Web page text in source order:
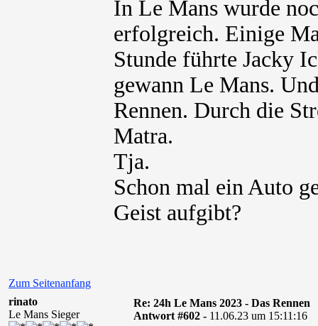
In Le Mans wurde
erfolgreich. Einige
Stunde führte Jacky
gewann Le Mans.
Rennen. Durch die
Matra.
Tja.
Schon mal ein Auto
Geist aufgibt?
Zum Seitenanfang
rinato
Le Mans Sieger
Re: 24h Le Mans 2023 - Das Rennen
Antwort #602 - 11.06.23 um 15:11:16